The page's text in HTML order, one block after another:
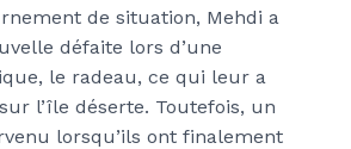
de situation, Mehdi a
défaite lors d’une
le radeau, ce qui leur a
l’île déserte. Toutefois, un
lorsqu’ils ont finalement